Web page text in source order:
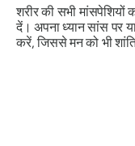
शरीर की सभी मांसपेशियों
दें। अपना ध्यान सांस पर
करें, जिससे मन को भी